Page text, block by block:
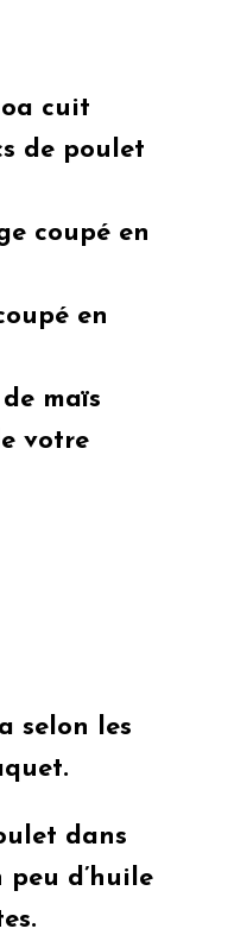
cuit
de poulet
coupé en
en
maïs
votre
selon les
dans
peu d’huile